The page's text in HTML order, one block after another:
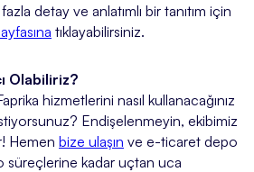
detay ve anlatımlı bir tanıtım için
tıklayabilirsiniz.
Olabiliriz?
hizmetlerini nasıl kullanacağınız
Endişelenmeyin, ekibimiz
Hemen bize ulaşın ve e-ticaret depo
süreçlerine kadar uçtan uca